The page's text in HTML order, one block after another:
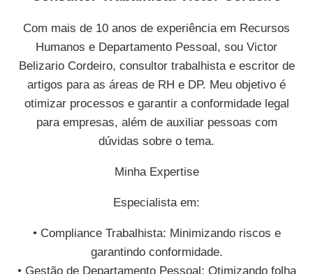
Com mais de 10 anos de experiência em Recursos
Humanos e Departamento Pessoal, sou Victor
Belizario Cordeiro, consultor trabalhista e escritor de
artigos para as áreas de RH e DP. Meu objetivo é
otimizar processos e garantir a conformidade legal
para empresas, além de auxiliar pessoas com
dúvidas sobre o tema.
Minha Expertise
Especialista em:
• Compliance Trabalhista: Minimizando riscos e
garantindo conformidade.
• Gestão de Departamento Pessoal: Otimizando folha